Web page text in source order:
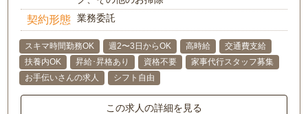
契約形態 業務委託
スキマ時間勤務OK 週2〜3日からOK 高時給
交通費支給
扶養内OK
昇給･昇格あり 資格不要
家事代行スタッフ募集
お手伝いさんの求人
シフト自由
この求人の詳細を見る